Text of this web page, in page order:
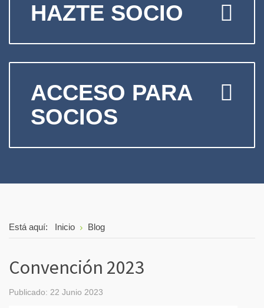
HAZTE SOCIO
ACCESO PARA
SOCIOS
Está aquí: Inicio Blog
Convención 2023
Publicado: 22 Junio 2023